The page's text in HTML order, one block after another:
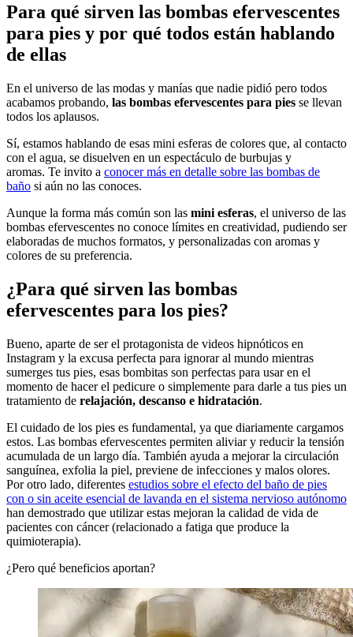
Para qué sirven las bombas efervescentes
para pies y por qué todos están hablando
de ellas
En el universo de las modas y manías que nadie pidió pero todos
acabamos probando, las bombas efervescentes para pies se llevan
todos los aplausos.
Sí, estamos hablando de esas mini esferas de colores que, al contacto
con el agua, se disuelven en un espectáculo de burbujas y
aromas. Te invito a conocer más en detalle sobre las bombas de
baño si aún no las conoces.
Aunque la forma más común son las mini esferas, el universo de las
bombas efervescentes no conoce límites en creatividad, pudiendo ser
elaboradas de muchos formatos, y personalizadas con aromas y
colores de su preferencia.
¿Para qué sirven las bombas
efervescentes para los pies?
Bueno, aparte de ser el protagonista de videos hipnóticos en
Instagram y la excusa perfecta para ignorar al mundo mientras
sumerges tus pies, esas bombitas son perfectas para usar en el
momento de hacer el pedicure o simplemente para darle a tus pies un
tratamiento de relajación, descanso e hidratación.
El cuidado de los pies es fundamental, ya que diariamente cargamos
estos. Las bombas efervescentes permiten aliviar y reducir la tensión
acumulada de un largo día. También ayuda a mejorar la circulación
sanguínea, exfolia la piel, previene de infecciones y malos olores.
Por otro lado, diferentes estudios sobre el efecto del baño de pies
con o sin aceite esencial de lavanda en el sistema nervioso autónomo
han demostrado que utilizar estas mejoran la calidad de vida de
pacientes con cáncer (relacionado a fatiga que produce la
quimioterapia).
¿Pero qué beneficios aportan?